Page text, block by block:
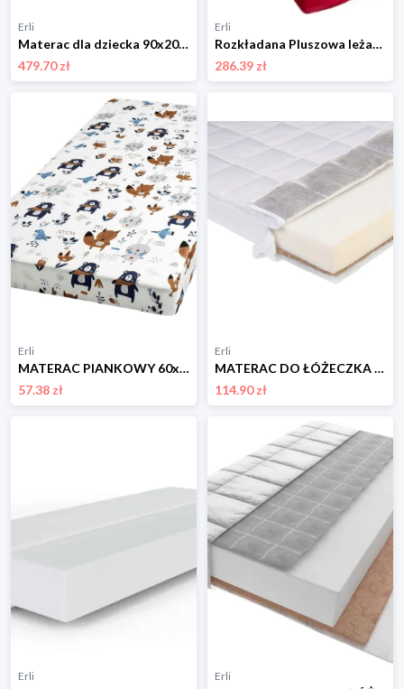
Erli
Materac dla dziecka 90x200 kieszeniowy dziecięcy 14cm Borys Kids H3 średni
479.70 zł
Erli
Rozkładana Pluszowa leżanka krzesło dla dziecka
286.39 zł
Erli
MATERAC PIANKOWY 60x120cm dziecięcy DO ŁÓŻECZKA pokrowiec BAWEŁNA 135
57.38 zł
Erli
MATERAC DO ŁÓŻECZKA GRYKA + PIANKA + KOKOS 120 x 60
114.90 zł
Erli Erli